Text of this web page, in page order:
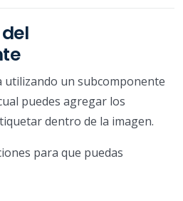
utilizando un subcomponente
puedes agregar los
dentro de la imagen.
para que puedas